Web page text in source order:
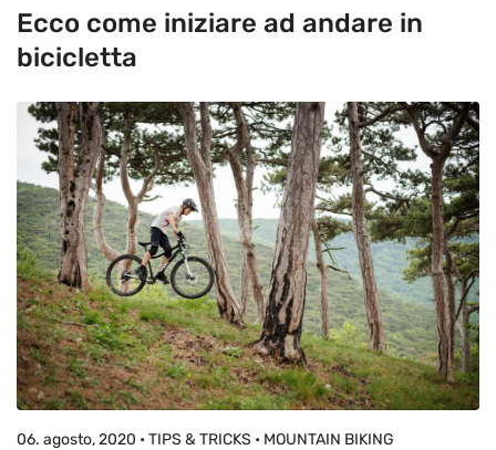
Ecco come iniziare ad andare in
bicicletta
06. agosto, 2020 • TIPS & TRICKS • MOUNTAIN BIKING